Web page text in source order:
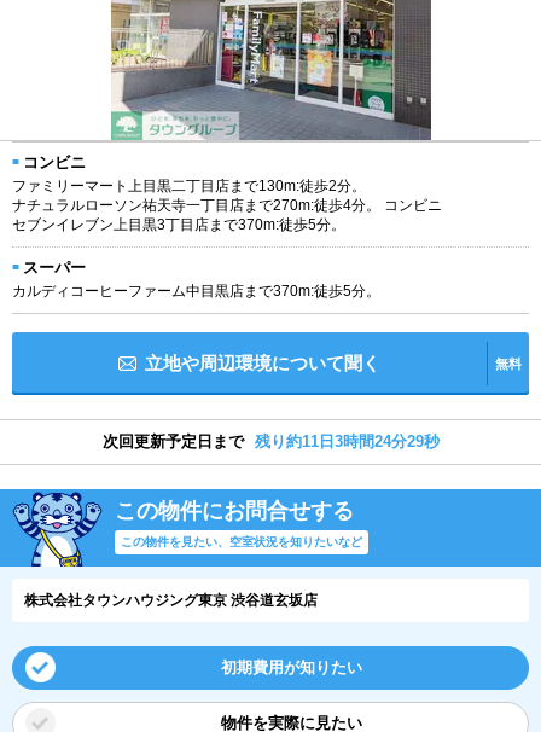
コンビニ
ファミリーマート上目黒二丁目店まで130m:徒歩2分。
ナチュラルローソン祐天寺一丁目店まで270m:徒歩4分。 コンビニ
セブンイレブン上目黒3丁目店まで370m:徒歩5分。
スーパー
カルディコーヒーファーム中目黒店まで370m:徒歩5分。
立地や周辺環境について聞く 無料
次回更新予定日まで 残り約11日3時間24分28秒
この物件にお問合せする
この物件を見たい、空室状況を知りたいなど
株式会社タウンハウジング東京 渋谷道玄坂店
初期費用が知りたい
物件を実際に見たい